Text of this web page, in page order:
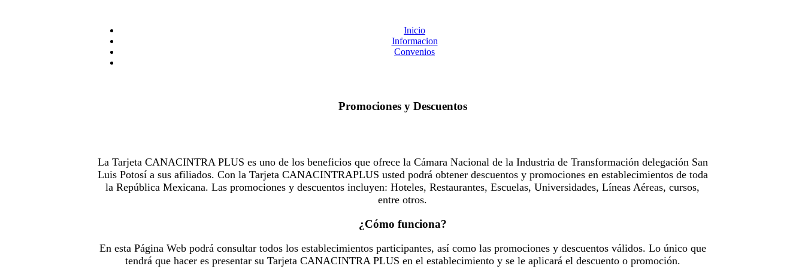
Inicio
Informacion
Convenios
Promociones y Descuentos
La Tarjeta CANACINTRA PLUS es uno de los beneficios que ofrece la Cámara Nacional de la Industria de Transformación delegación San
Luis Potosí a sus afiliados. Con la Tarjeta CANACINTRAPLUS usted podrá obtener descuentos y promociones en establecimientos de toda
la República Mexicana. Las promociones y descuentos incluyen: Hoteles, Restaurantes, Escuelas, Universidades, Líneas Aéreas, cursos,
entre otros.
¿Cómo funciona?
En esta Página Web podrá consultar todos los establecimientos participantes, así como las promociones y descuentos válidos. Lo único que
tendrá que hacer es presentar su Tarjeta CANACINTRA PLUS en el establecimiento y se le aplicará el descuento o promoción.